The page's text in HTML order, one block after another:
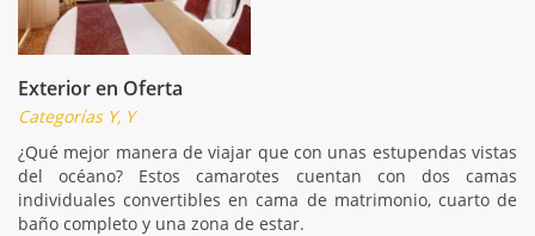
Exterior en Oferta
Categorías Y, Y
¿Qué mejor manera de viajar que con unas estupendas vistas
del océano? Estos camarotes cuentan con dos camas
individuales convertibles en cama de matrimonio, cuarto de
baño completo y una zona de estar.